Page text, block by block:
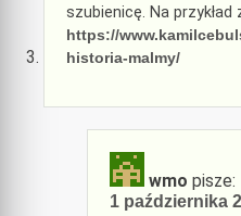
szubienicę. Na przykład
https://
historia-malmy/
wmo pisze:
1 października